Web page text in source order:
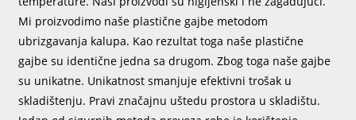
Mi proizvodimo naše plastične gajbe metodom
ubrizgavanja kalupa. Kao rezultat toga naše plastične
gajbe su identične jedna sa drugom. Zbog toga naše gajbe
su unikatne. Unikatnost smanjuje efektivni trošak u
skladištenju. Pravi značajnu uštedu prostora u skladištu.